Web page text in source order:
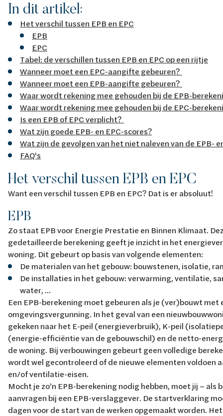
In dit artikel:
Het verschil tussen EPB en EPC
EPB
EPC
Tabel: de verschillen tussen EPB en EPC op een rijtje
Wanneer moet een EPC-aangifte gebeuren?
Wanneer moet een EPB-aangifte gebeuren?
Waar wordt rekening mee gehouden bij de EPB-
Waar wordt rekening mee gehouden bij de EPC-
Is een EPB of EPC verplicht?
Wat zijn goede EPB- en EPC-scores?
Wat zijn de gevolgen van het niet naleven van de EPB-
FAQ's
Het verschil tussen EPB en EPC
Want een verschil tussen EPB en EPC? Dat is er absoluut!
EPB
Zo staat EPB voor Energie Prestatie en Binnen Klimaat.
gedetailleerde berekening geeft je inzicht in het
woning. Dit gebeurt op basis van volgende elementen:
De materialen van het gebouw: bouwstenen, isolatie,
De installaties in het gebouw: verwarming, ventilatie,
water, ...
Een EPB-berekening moet gebeuren als je (ver)bouwt met
omgevingsvergunning. In het geval van een
gekeken naar het E-peil (energieverbruik), K-peil
(energie-efficiëntie van de gebouwschil) en de netto-
de woning. Bij verbouwingen gebeurt geen volledige
wordt wel gecontroleerd of de nieuwe elementen voldoen
en/of ventilatie-eisen.
Mocht je zo’n EPB-berekening nodig hebben, moet jij – als
aanvragen bij een EPB-verslaggever. De startverklaring
dagen voor de start van de werken opgemaakt worden.